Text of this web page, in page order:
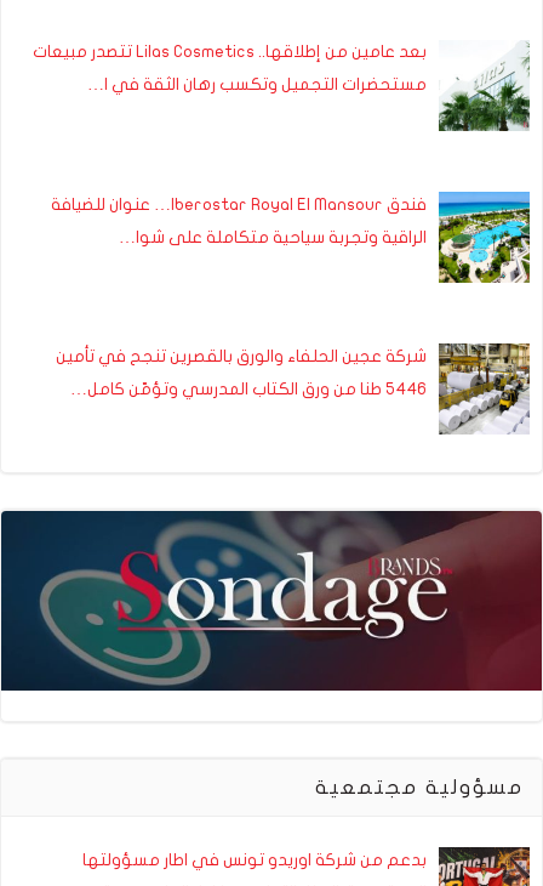
بعد عامين من إطلاقها.. Lilas Cosmetics تتصدر مبيعات
مستحضرات التجميل وتكسب رهان الثقة في ا…
فندق Iberostar Royal El Mansour… عنوان للضيافة
الراقية وتجربة سياحية متكاملة على شوا…
شركة عجين الحلفاء والورق بالقصرين تنجح في تأمين
5446 طنا من ورق الكتاب المدرسي وتؤمّن كامل…
مسؤولية مجتمعية
بدعم من شركة اوريدو تونس في اطار مسؤولتها